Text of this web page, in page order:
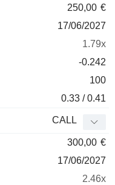
250,00 €
17/06/2027
1.79x
-0.242
100
0.33 / 0.41
CALL
300,00 €
17/06/2027
2.46x